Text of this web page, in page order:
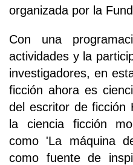
organizada por la
Con una
actividades y la
investigadores, en
ficción ahora es
del escritor de ficción
la ciencia ficción
como 'La máquina
como fuente de